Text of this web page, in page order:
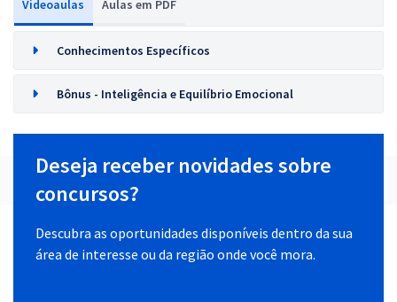
Videoaulas Aulas em PDF
Conhecimentos Específicos
Bônus - Inteligência e Equilíbrio Emocional
Deseja receber novidades sobre
concursos?
Descubra as oportunidades disponíveis dentro da sua
área de interesse ou da região onde você mora.